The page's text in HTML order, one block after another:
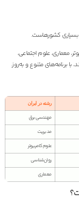
بسیاری کشورهاست.
معماری، علوم اجتماعی،
برنامه‌های متنوع و به‌روز.
رشته در ایران
مهندسی برق
مدیریت
علوم کامپیوتر
روان‌شناسی
معماری